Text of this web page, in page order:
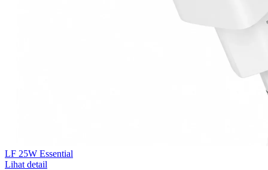
LF 25W Essential
Lihat detail